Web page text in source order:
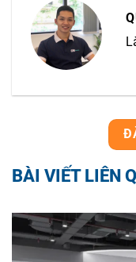
BÀI VIẾT LIÊN